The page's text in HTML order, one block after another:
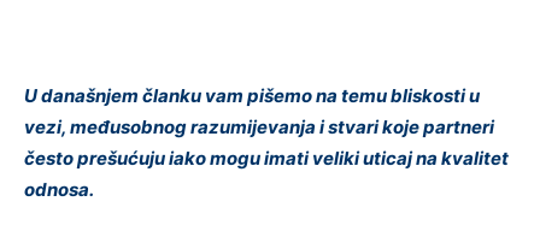
U današnjem članku vam pišemo na temu bliskosti u
vezi, međusobnog razumijevanja i stvari koje partneri
često prešućuju iako mogu imati veliki uticaj na kvalitet
odnosa.